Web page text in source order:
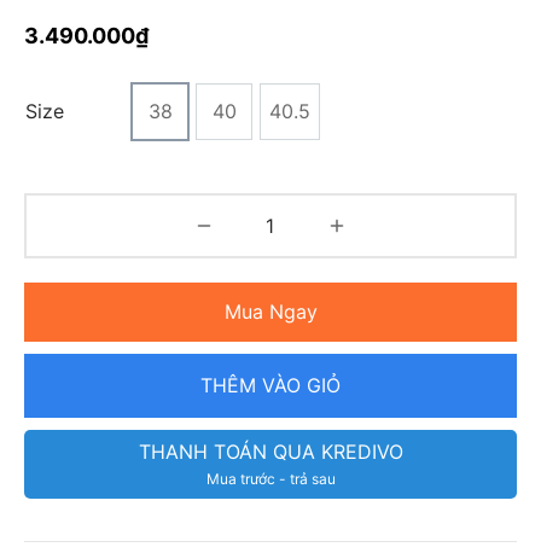
3.490.000₫
Size 38 40 40.5
Mua Ngay
THÊM VÀO GIỎ
THANH TOÁN QUA KREDIVO
Mua trước - trả sau